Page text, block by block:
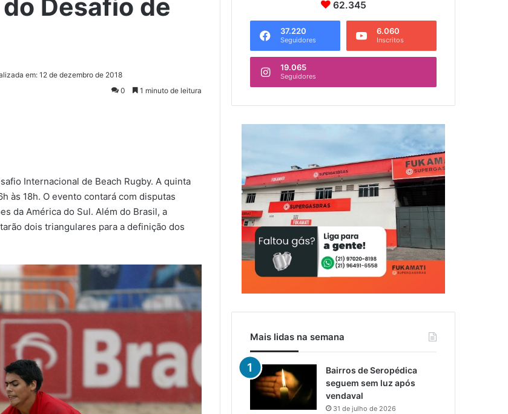
Desafio de
em: 12 de dezembro de 2018
0
1 minuto de leitura
Internacional de Beach Rugby. A quinta
às 18h. O evento contará com disputas
da América do Sul. Além do Brasil, a
dois triangulares para a definição dos
62.345
37.220
Seguidores
6.060
Inscritos
19.065
Seguidores
Mais lidas na semana
Bairros de Seropédica
seguem sem luz após
vendaval
31 de julho de 2026